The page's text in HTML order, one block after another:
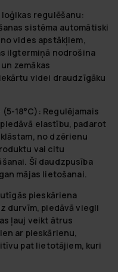
regulēšanu:
sistēma automātiski
vides apstākļiem,
ilgtermiņā nodrošina
zemākas
videi draudzīgāku
18°C) : Regulējamais
elastību, padarot
no dzērienu
vai citu
Šī daudzpusība
mājas lietošanai.
pieskāriena
durvīm, piedāvā viegli
ļauj veikt ātrus
ar pieskārienu,
pat lietotājiem, kuri